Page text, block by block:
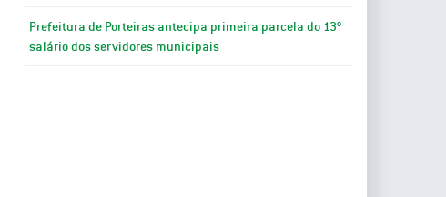
Prefeitura de Porteiras antecipa primeira parcela do 13º
salário dos servidores municipais